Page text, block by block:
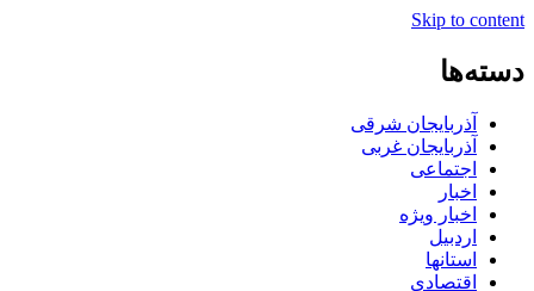
Skip to content
دسته‌ها
آذربایجان شرقی
آذربایجان غربی
اجتماعی
اخبار
اخبار ویژه
اردبیل
استانها
اقتصادی